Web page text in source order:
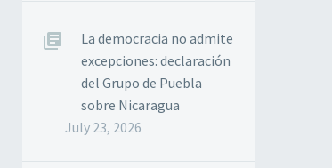
La democracia no admite
excepciones: declaración
del Grupo de Puebla
sobre Nicaragua
July 23, 2026